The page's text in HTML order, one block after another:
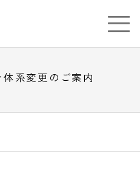
系変更のご案内